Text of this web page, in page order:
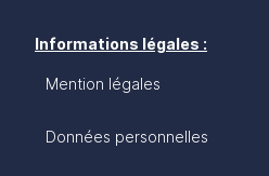
Informations légales :
Mention légales
Données personnelles